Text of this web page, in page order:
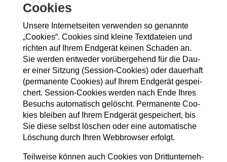
Coo­kies
Unse­re Inter­net­sei­ten ver­wen­den so genann­te
„Coo­kies“. Coo­kies sind klei­ne Text­da­tei­en und
rich­ten auf Ihrem End­ge­rät kei­nen Scha­den an.
Sie wer­den ent­we­der vor­über­ge­hend für die Dau­
er einer Sit­zung (Ses­si­on-Coo­kies) oder dau­er­haft
(per­ma­nen­te Coo­kies) auf Ihrem End­ge­rät gespei­
chert. Ses­si­on-Coo­kies wer­den nach Ende Ihres
Besuchs auto­ma­tisch gelöscht. Per­ma­nen­te Coo­
kies blei­ben auf Ihrem End­ge­rät gespei­chert, bis
Sie die­se selbst löschen oder eine auto­ma­ti­sche
Löschung durch Ihren Web­brow­ser erfolgt.
Teil­wei­se kön­nen auch Coo­kies von Dritt­un­ter­neh­